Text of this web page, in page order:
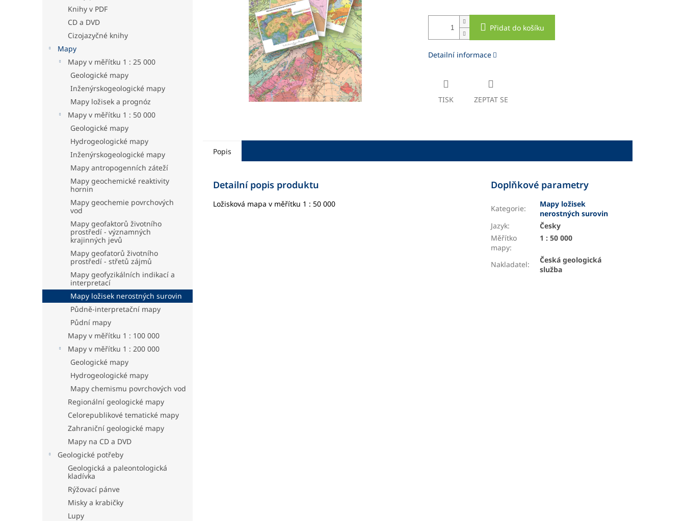
Knihy v PDF
CD a DVD
Cizojazyčné knihy
Mapy
Mapy v měřítku 1 : 25 000
Geologické mapy
Inženýrskogeologické mapy
Mapy ložisek a prognóz
Mapy v měřítku 1 : 50 000
Geologické mapy
Hydrogeologické mapy
Inženýrskogeologické mapy
Mapy antropogenních záteží
Mapy geochemické reaktivity
hornin
Mapy geochemie povrchových
vod
Mapy geofaktorů životního
prostředí - významných
krajinných jevů
Mapy geofatorů životního
prostředí - střetů zájmů
Mapy geofyzikálních indikací a
interpretací
Mapy ložisek nerostných surovin
Půdně-interpretační mapy
Půdní mapy
Mapy v měřítku 1 : 100 000
Mapy v měřítku 1 : 200 000
Geologické mapy
Hydrogeologické mapy
Mapy chemismu povrchových vod
Regionální geologické mapy
Celorepublikové tematické mapy
Zahraniční geologické mapy
Mapy na CD a DVD
Geologické potřeby
Geologická a paleontologická
kladívka
Rýžovací pánve
Misky a krabičky
Lupy
Přidat do košíku
Detailní informace
TISK ZEPTAT SE
Popis
Detailní popis produktu
Ložisková mapa v měřítku 1 : 50 000
Doplňkové parametry
Kategorie:
Mapy ložisek
nerostných surovin
Jazyk:
Česky
Měřítko
mapy:
1 : 50 000
Nakladatel:
Česká geologická
služba